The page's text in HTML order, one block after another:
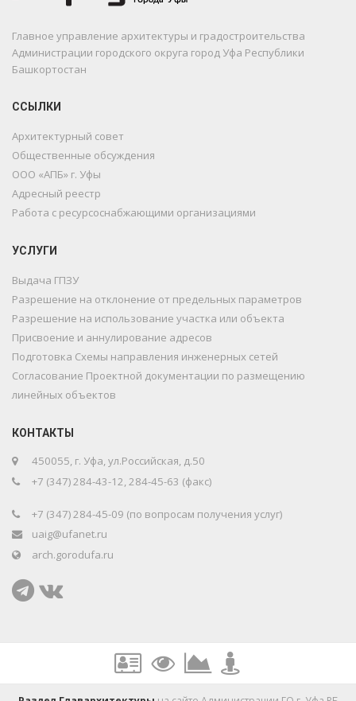
Главное управление архитектуры и градостроительства
Администрации городского округа город Уфа Республики
Башкортостан
ССЫЛКИ
Архитектурный совет
Общественные обсуждения
ООО «АПБ» г. Уфы
Адресный реестр
Работа с ресурсоснабжающими организациями
УСЛУГИ
Выдача ГПЗУ
Разрешение на отклонение от предельных параметров
Разрешение на использование участка или объекта
Присвоение и аннулирование адресов
Подготовка Схемы направления инженерных сетей
Согласование Проектной документации по размещению
линейных объектов
КОНТАКТЫ
450055, г. Уфа, ул.Российская, д.50
+7 (347) 284-43-12, 284-45-63 (факс)
+7 (347) 284-45-09 (по вопросам получения услуг)
uaig@ufanet.ru
arch.gorodufa.ru